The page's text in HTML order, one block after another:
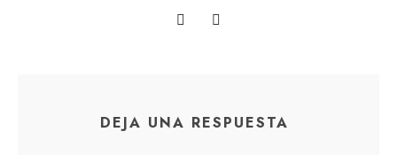
DEJA UNA RESPUESTA